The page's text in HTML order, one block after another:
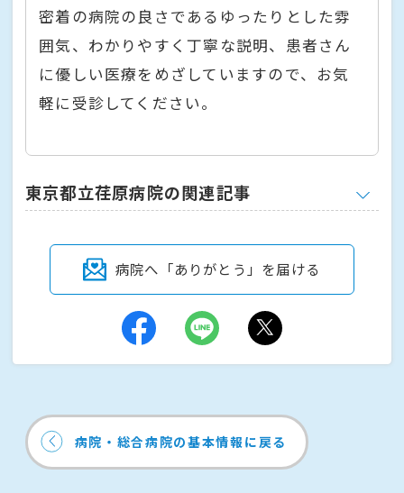
密着の病院の良さであるゆったりとした雰
囲気、わかりやすく丁寧な説明、患者さん
に優しい医療をめざしていますので、お気
軽に受診してください。
東京都立荏原病院の関連記事
病院へ「ありがとう」を届ける
病院・総合病院の基本情報に戻る